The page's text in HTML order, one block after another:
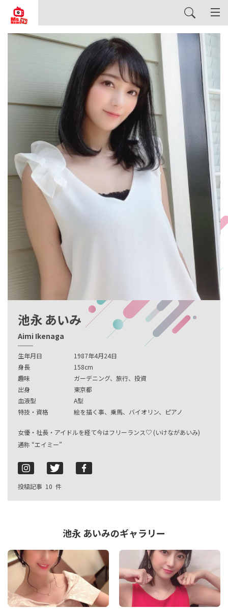
池永 あいみ
Aimi Ikenaga
生年月日
1987年4月24日
身長
158cm
趣味
ガーデニング、旅行、投資
出身
東京都
血液型
A型
特技・資格
絵を描く事、乗馬、バイオリン、ピアノ
女優・社長・アイドルを経て今はフリーランス♡ (いけながあいみ)
通称 “エイミー”
投稿記事 10 件
池永 あいみのギャラリー